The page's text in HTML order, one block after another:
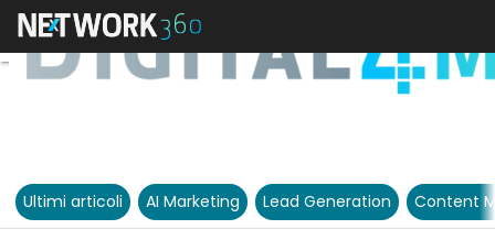
Ultimi articoli AI Marketing Lead Generation Content